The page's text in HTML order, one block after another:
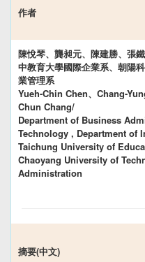
作者
陳悅琴、龔昶元、陳建勝、張
中教育大學國際企業系、朝陽
業管理系
Yueh-Chin Chen、Chang-
Chun Chang/
Department of Business
Technology , Department of
Taichung University of
Chaoyang University of
Administration
摘要(中文)